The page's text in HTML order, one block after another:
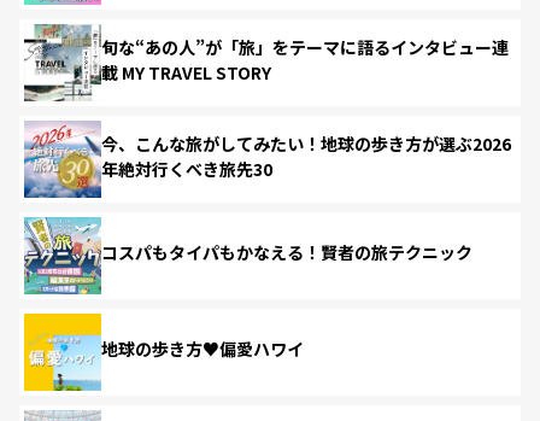
旬な“あの人”が「旅」をテーマに語るインタビュー連
載 MY TRAVEL STORY
今、こんな旅がしてみたい！地球の歩き方が選ぶ2026
年絶対行くべき旅先30
コスパもタイパもかなえる！賢者の旅テクニック
地球の歩き方♥偏愛ハワイ